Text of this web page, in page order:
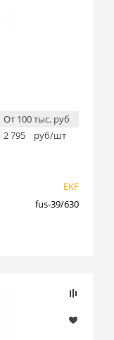
От 100 тыс. руб
2 795
руб/шт
EKF
fus-39/630